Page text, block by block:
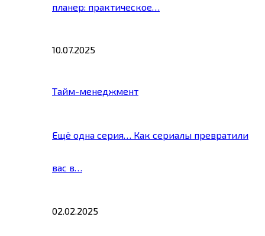
планер: практическое…
10.07.2025
Тайм-менеджмент
Ещё одна серия… Как сериалы превратили
вас в…
02.02.2025